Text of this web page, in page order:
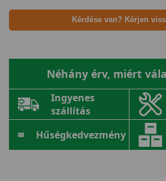
Kérdése van? Kérjen
Néhány érv, miért
Ingyenes
szállítás
Hűségkedvezmény